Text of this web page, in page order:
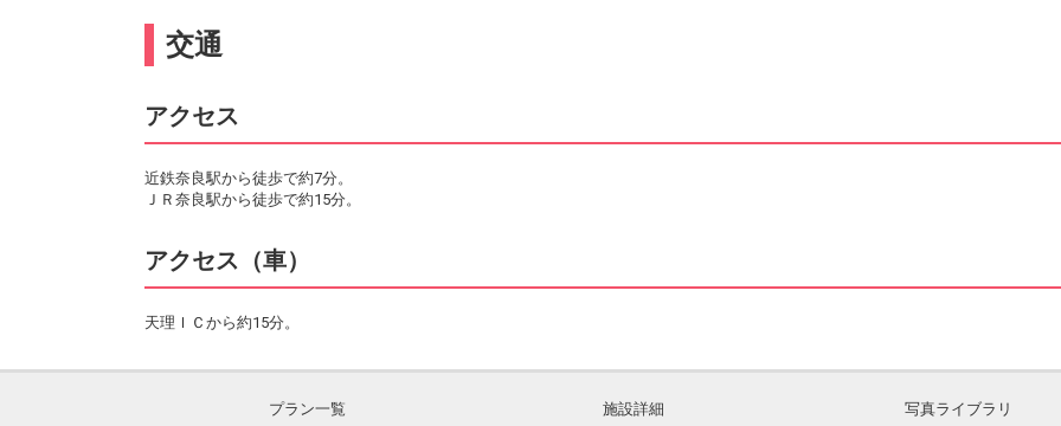
交通
アクセス
近鉄奈良駅から徒歩で約7分。
ＪＲ奈良駅から徒歩で約15分。
アクセス（車）
天理ＩＣから約15分。
プラン一覧 施設詳細 写真ライブラリ